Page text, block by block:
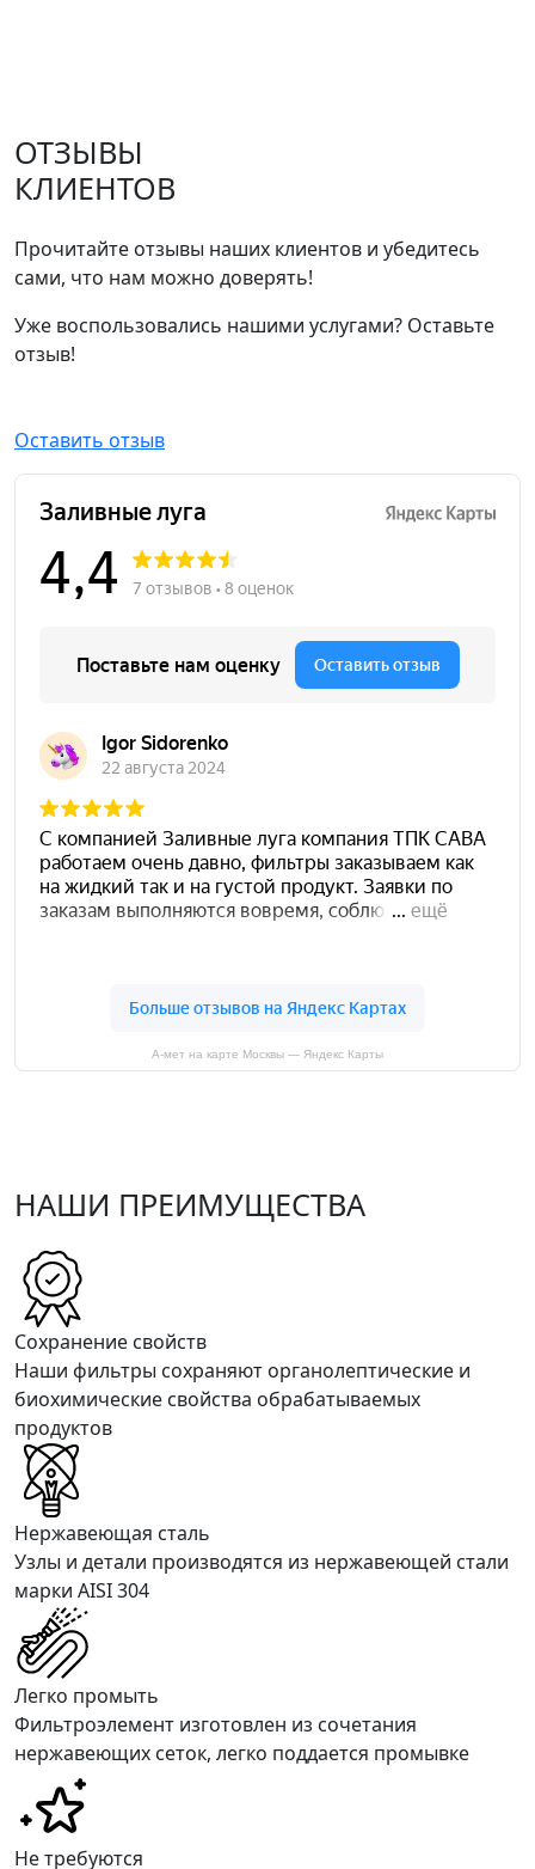
ОТЗЫВЫ
КЛИЕНТОВ
Прочитайте отзывы наших клиентов и убедитесь
сами, что нам можно доверять!
Уже воспользовались нашими услугами? Оставьте
отзыв!
Оставить отзыв
А-мет на карте Москвы — Яндекс Карты
НАШИ ПРЕИМУЩЕСТВА
Сохранение свойств
Наши фильтры сохраняют органолептические и
биохимические свойства обрабатываемых
продуктов
Нержавеющая сталь
Узлы и детали производятся из нержавеющей стали
марки AISI 304
Легко промыть
Фильтроэлемент изготовлен из сочетания
нержавеющих сеток, легко поддается промывке
Не требуются